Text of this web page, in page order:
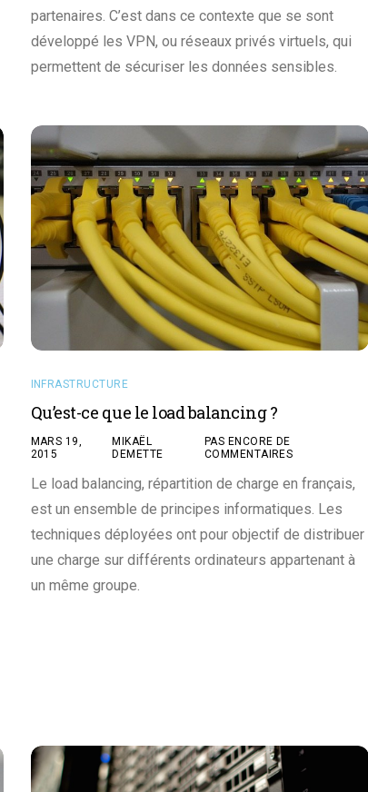
partenaires. C’est dans ce contexte que se sont
développé les VPN, ou réseaux privés virtuels, qui
permettent de sécuriser les données sensibles.
INFRASTRUCTURE
Qu’est-ce que le load balancing ?
MARS 19,
2015
MIKAËL
DEMETTE
PAS ENCORE DE
COMMENTAIRES
Le load balancing, répartition de charge en français,
est un ensemble de principes informatiques. Les
techniques déployées ont pour objectif de distribuer
une charge sur différents ordinateurs appartenant à
un même groupe.